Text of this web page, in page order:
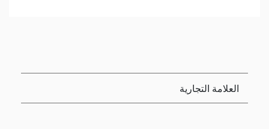
العلامة التجارية